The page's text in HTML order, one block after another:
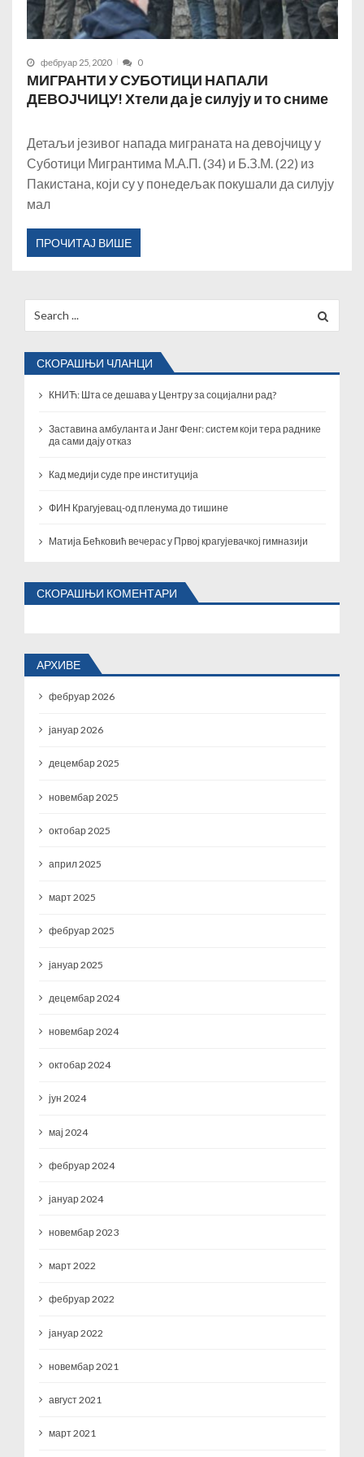
фебруар 25, 2020 0
МИГРАНТИ У СУБОТИЦИ НАПАЛИ
ДЕВОЈЧИЦУ! Хтели да је силују и то сниме
Детаљи језивог напада миграната на девојчицу у
Суботици Мигрантима М.А.П. (34) и Б.З.М. (22) из
Пакистана, који су у понедељак покушали да силују
мал
ПРОЧИТАЈ ВИШЕ
for:
СКОРАШЊИ ЧЛАНЦИ
КНИЋ: Шта се дешава у Центру за социјални рад?
Заставина амбуланта и Јанг Фенг: систем који тера раднике
да сами дају отказ
Кад медији суде пре институција
ФИН Крагујевац-од пленума до тишине
Матија Бећковић вечерас у Првој крагујевачкој гимназији
СКОРАШЊИ КОМЕНТАРИ
АРХИВЕ
фебруар 2026
јануар 2026
децембар 2025
новембар 2025
октобар 2025
април 2025
март 2025
фебруар 2025
јануар 2025
децембар 2024
новембар 2024
октобар 2024
јун 2024
мај 2024
фебруар 2024
јануар 2024
новембар 2023
март 2022
фебруар 2022
јануар 2022
новембар 2021
август 2021
март 2021